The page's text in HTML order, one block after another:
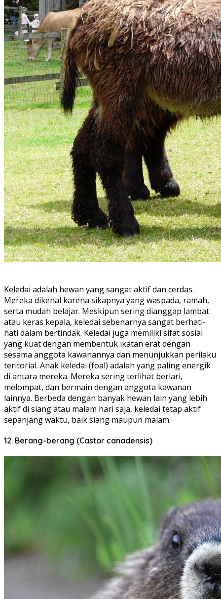
Keledai adalah hewan yang sangat aktif dan cerdas.
Mereka dikenal karena sikapnya yang waspada, ramah,
serta mudah belajar. Meskipun sering dianggap lambat
atau keras kepala, keledai sebenarnya sangat berhati-
hati dalam bertindak. Keledai juga memiliki sifat sosial
yang kuat dengan membentuk ikatan erat dengan
sesama anggota kawanannya dan menunjukkan perilaku
teritorial. Anak keledai (foal) adalah yang paling energik
di antara mereka. Mereka sering terlihat berlari,
melompat, dan bermain dengan anggota kawanan
lainnya. Berbeda dengan banyak hewan lain yang lebih
aktif di siang atau malam hari saja, keledai tetap aktif
sepanjang waktu, baik siang maupun malam.
12. Berang-berang (Castor canadensis)